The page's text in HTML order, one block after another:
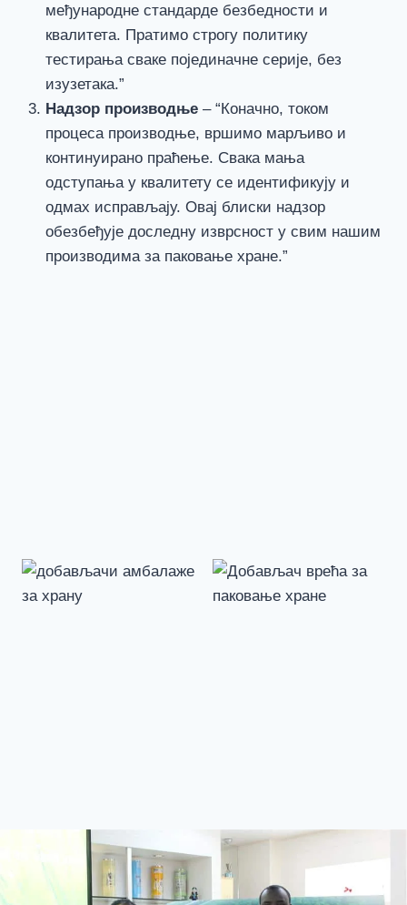
међународне стандарде безбедности и
квалитета. Пратимо строгу политику
тестирања сваке појединачне серије, без
изузетака.”
Надзор производње– “Коначно, током
процеса производње, вршимо марљиво и
континуирано праћење. Свака мања
одступања у квалитету се идентификују и
одмах исправљају. Овај блиски надзор
обезбеђује доследну изврсност у свим нашим
производима за паковање хране.”